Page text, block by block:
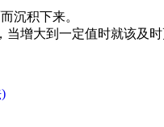
沉积下来。
增大到一定值时就该及时